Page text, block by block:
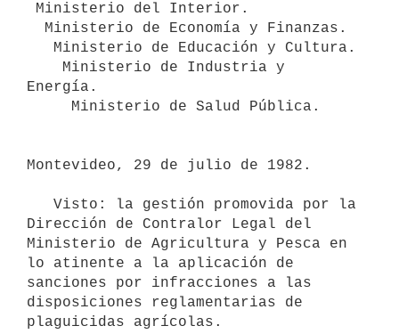
Energía.
Montevideo, 29 de julio de 1982.
Dirección de Contralor Legal del
Ministerio de Agricultura y Pesca en
lo atinente a la aplicación de
sanciones por infracciones a las
disposiciones reglamentarias de
plaguicidas agrícolas.